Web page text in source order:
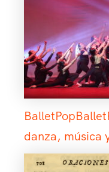
danza, música